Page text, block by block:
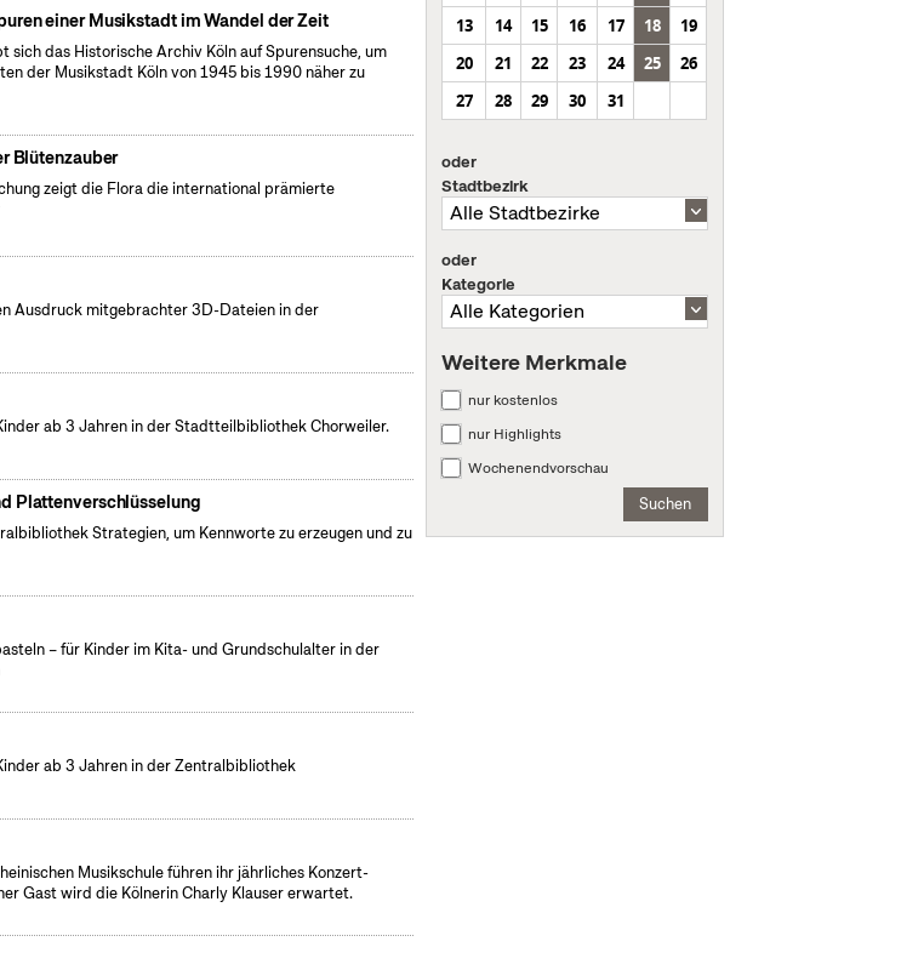
einer Musikstadt im Wandel der Zeit
sich das Historische Archiv Köln auf Spurensuche, um
der Musikstadt Köln von 1945 bis 1990 näher zu
Blütenzauber
zeigt die Flora die international prämierte
Ausdruck mitgebrachter 3D-Dateien in der
ab 3 Jahren in der Stadtteilbibliothek Chorweiler.
Plattenverschlüsselung
Strategien, um Kennworte zu erzeugen und zu
– für Kinder im Kita- und Grundschulalter in der
ab 3 Jahren in der Zentralbibliothek
Musikschule führen ihr jährliches Konzert-
Gast wird die Kölnerin Charly Klauser erwartet.
13
14 15 16 17 18
19
20
21 22 23 24 25
26
27
28 29 30 31
oder
Stadtbezirk
oder
Kategorie
Weitere Merkmale
nur kostenlos
nur Highlights
Wochenendvorschau
Suchen